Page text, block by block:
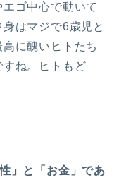
ゴ中心で動いて
はマジで6歳児と
に醜いヒトたち
ね。ヒトもど
」と「お金」であ